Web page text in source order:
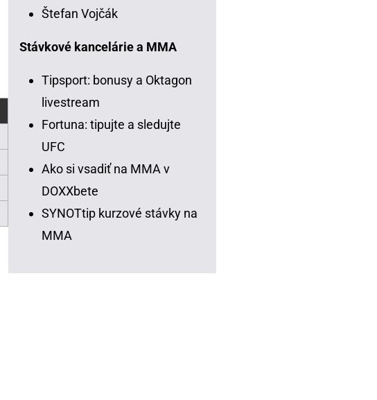
Štefan Vojčák
Stávkové kancelárie a MMA
Tipsport: bonusy a Oktagon
livestream
Fortuna: tipujte a sledujte
UFC
Ako si vsadiť na MMA v
DOXXbete
SYNOTtip kurzové stávky na
MMA